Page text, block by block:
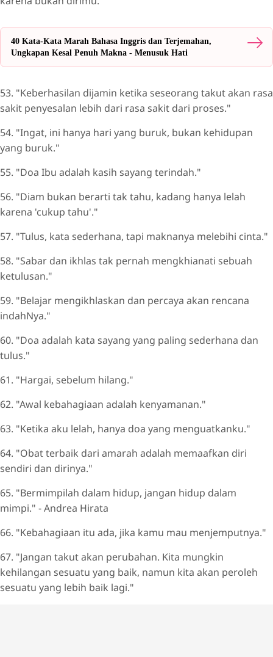
40 Kata-Kata Marah Bahasa Inggris dan Terjemahan,
Ungkapan Kesal Penuh Makna - Menusuk Hati
53. "Keberhasilan dijamin ketika seseorang takut akan rasa
sakit penyesalan lebih dari rasa sakit dari proses."
54. "Ingat, ini hanya hari yang buruk, bukan kehidupan
yang buruk."
55. "Doa Ibu adalah kasih sayang terindah."
56. "Diam bukan berarti tak tahu, kadang hanya lelah
karena 'cukup tahu'."
57. "Tulus, kata sederhana, tapi maknanya melebihi cinta."
58. "Sabar dan ikhlas tak pernah mengkhianati sebuah
ketulusan."
59. "Belajar mengikhlaskan dan percaya akan rencana
indahNya."
60. "Doa adalah kata sayang yang paling sederhana dan
tulus."
61. "Hargai, sebelum hilang."
62. "Awal kebahagiaan adalah kenyamanan."
63. "Ketika aku lelah, hanya doa yang menguatkanku."
64. "Obat terbaik dari amarah adalah memaafkan diri
sendiri dan dirinya."
65. "Bermimpilah dalam hidup, jangan hidup dalam
mimpi." - Andrea Hirata
66. "Kebahagiaan itu ada, jika kamu mau menjemputnya."
67. "Jangan takut akan perubahan. Kita mungkin
kehilangan sesuatu yang baik, namun kita akan peroleh
sesuatu yang lebih baik lagi."